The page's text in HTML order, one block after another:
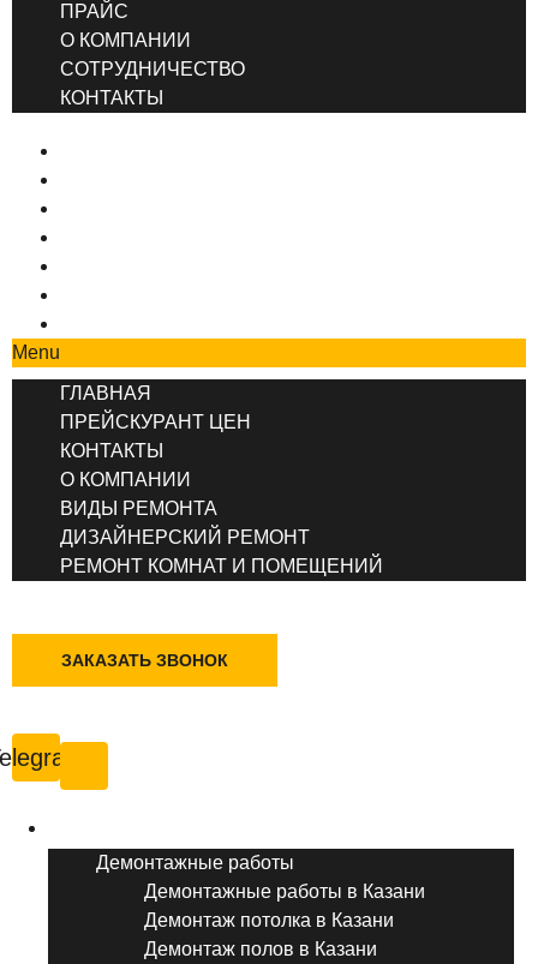
ПРАЙС
О КОМПАНИИ
СОТРУДНИЧЕСТВО
КОНТАКТЫ
Menu
ГЛАВНАЯ
ПРЕЙСКУРАНТ ЦЕН
КОНТАКТЫ
О КОМПАНИИ
ВИДЫ РЕМОНТА
ДИЗАЙНЕРСКИЙ РЕМОНТ
РЕМОНТ КОМНАТ И ПОМЕЩЕНИЙ
ЗАКАЗАТЬ ЗВОНОК
Демонтажные работы
Демонтажные работы в Казани
Демонтаж потолка в Казани
Демонтаж полов в Казани